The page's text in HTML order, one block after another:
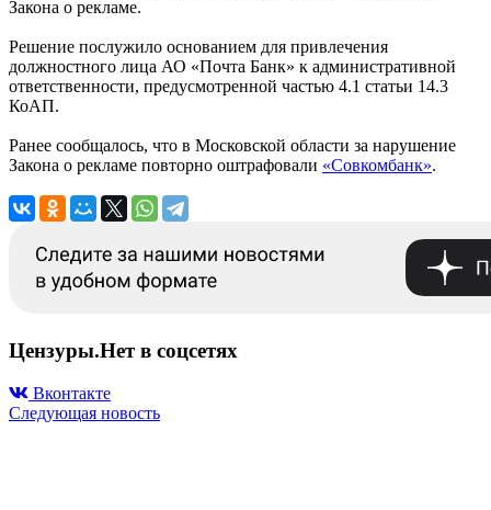
Закона о рекламе.
Решение послужило основанием для привлечения
должностного лица АО «Почта Банк» к административной
ответственности, предусмотренной частью 4.1 статьи 14.3
КоАП.
Ранее сообщалось, что в Московской области за нарушение
Закона о рекламе повторно оштрафовали «Совкомбанк».
Цензуры.Нет в соцсетях
Вконтакте
Следующая новость